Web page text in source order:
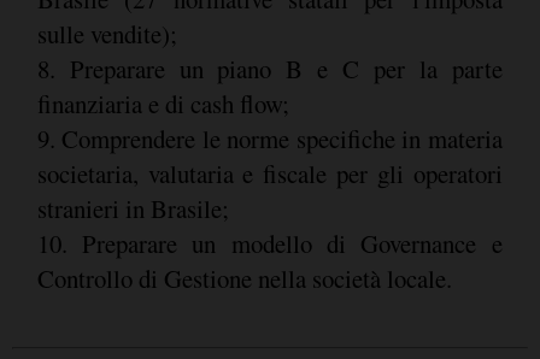
sulle vendite);
8. Preparare un piano B e C per la parte
finanziaria e di cash flow;
9. Comprendere le norme specifiche in materia
societaria, valutaria e fiscale per gli operatori
stranieri in Brasile;
10. Preparare un modello di Governance e
Controllo di Gestione nella società locale.